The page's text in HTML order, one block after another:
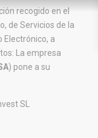
recogido en el
de Servicios de la
Electrónico, a
La empresa
) pone a su
SL